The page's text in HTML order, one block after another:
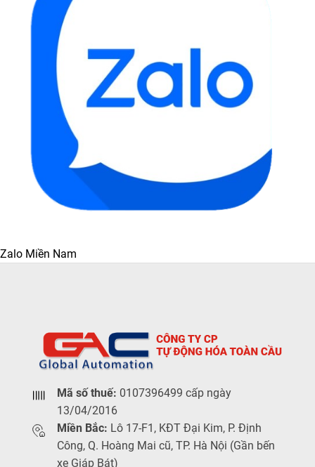
Zalo Miền Nam
Mã số thuế: 0107396499 cấp ngày
13/04/2016
Miền Bắc: Lô 17-F1, KĐT Đại Kim, P. Định
Công, Q. Hoàng Mai cũ, TP. Hà Nội (Gần bến
xe Giáp Bát)